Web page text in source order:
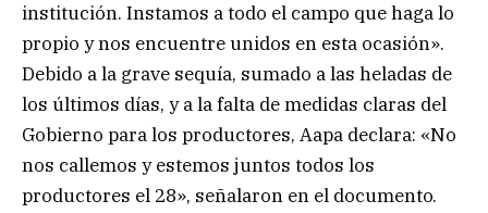
institución. Instamos a todo el campo que haga lo
propio y nos encuentre unidos en esta ocasión».
Debido a la grave sequía, sumado a las heladas de
los últimos días, y a la falta de medidas claras del
Gobierno para los productores, Aapa declara: «No
nos callemos y estemos juntos todos los
productores el 28», señalaron en el documento.